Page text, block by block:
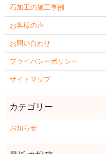
石加工の施工事例
お客様の声
お問い合わせ
プライバシーポリシー
サイトマップ
お知らせ